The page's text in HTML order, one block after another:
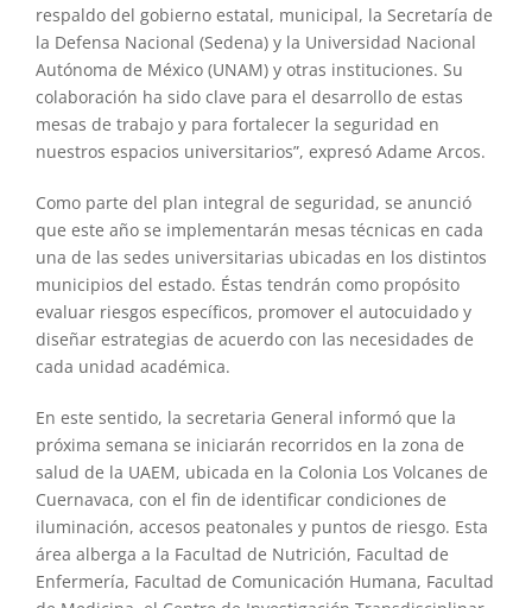
respaldo del gobierno estatal, municipal, la Secretaría de
la Defensa Nacional (Sedena) y la Universidad Nacional
Autónoma de México (UNAM) y otras instituciones. Su
colaboración ha sido clave para el desarrollo de estas
mesas de trabajo y para fortalecer la seguridad en
nuestros espacios universitarios”, expresó Adame Arcos.
Como parte del plan integral de seguridad, se anunció
que este año se implementarán mesas técnicas en cada
una de las sedes universitarias ubicadas en los distintos
municipios del estado. Éstas tendrán como propósito
evaluar riesgos específicos, promover el autocuidado y
diseñar estrategias de acuerdo con las necesidades de
cada unidad académica.
En este sentido, la secretaria General informó que la
próxima semana se iniciarán recorridos en la zona de
salud de la UAEM, ubicada en la Colonia Los Volcanes de
Cuernavaca, con el fin de identificar condiciones de
iluminación, accesos peatonales y puntos de riesgo. Esta
área alberga a la Facultad de Nutrición, Facultad de
Enfermería, Facultad de Comunicación Humana, Facultad